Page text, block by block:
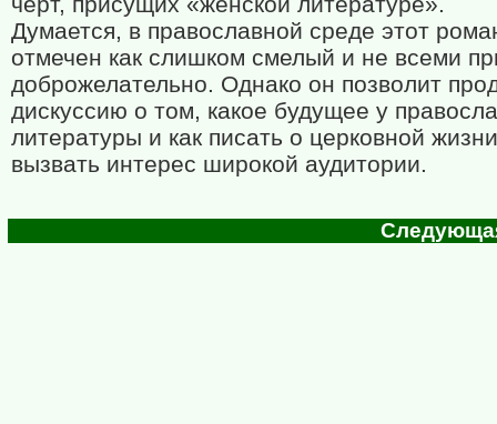
Думается, в православной среде этот
отмечен как слишком смелый и не всеми
доброжелательно. Однако он позволит
дискуссию о том, какое будущее у
литературы и как писать о церковной
вызвать интерес широкой аудитории.